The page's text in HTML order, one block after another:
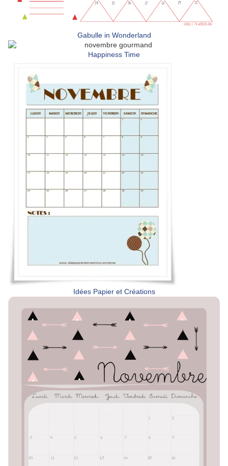
Gabulle in Wonderland
Happiness Time
Idées Papier et Créations